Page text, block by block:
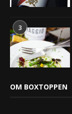
3
OM BOXTOPPEN